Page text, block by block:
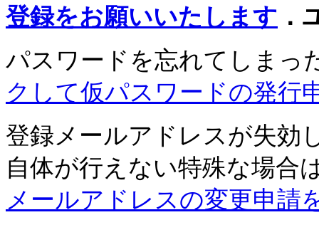
登録をお願いいたします ．
パスワードを忘れてしまっ
クして仮パスワードの発行
登録メールアドレスが失効
自体が行えない特殊な場合
メールアドレスの変更申請